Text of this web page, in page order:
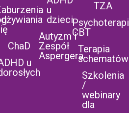
ChaD
u
u
dzieci
Autyzm i
Zespół
Aspergera
TZA
CBT
Terapia
schematów
Szkolenia
/
webinary
dla